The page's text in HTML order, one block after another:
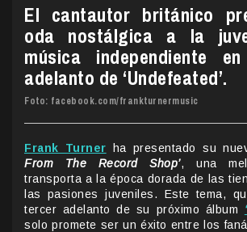
El cantautor británico
oda nostálgica a la
música independiente
adelanto de ‘Undefeated’.
Foto: facebook.com/frankturnermusic
Frank Turner ha presentado su
From The Record Shop’, una
transporta a la época dorada de las
las pasiones juveniles. Este tema,
tercer adelanto de su próximo álbum
solo promete ser un éxito entre los